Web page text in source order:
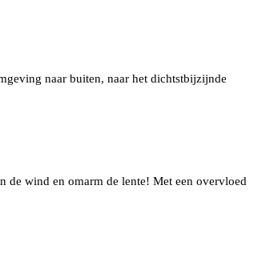
naar buiten, naar het dichtstbijzijnde
de wind en omarm de lente! Met een overvloed